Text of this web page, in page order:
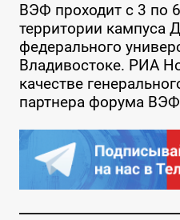
ВЭФ проходит с 3 по
территории кампуса
федерального
Владивостоке. РИА
качестве
партнера форума